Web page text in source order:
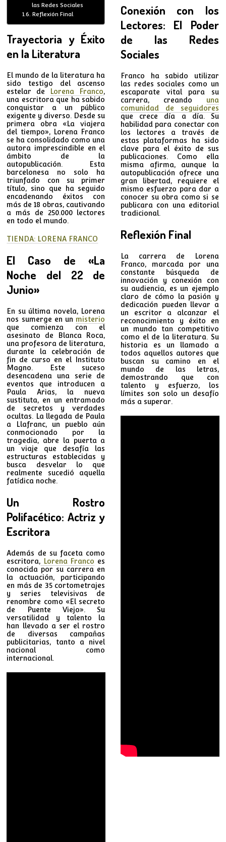
las Redes Sociales
Reflexión Final
Trayectoria y Éxito
en la Literatura
El mundo de la literatura ha
sido testigo del ascenso
estelar de
Lorena Franco,
una escritora que ha sabido
conquistar a un público
exigente y diverso. Desde su
primera obra «La viajera
del tiempo», Lorena Franco
se ha consolidado como una
autora imprescindible en el
ámbito de la
autopublicación. Esta
barcelonesa no solo ha
triunfado con su primer
título, sino que ha seguido
encadenando éxitos con
más de 18 obras, cautivando
a más de 250.000 lectores
en todo el mundo.
TIENDA: LORENA FRANCO
El Caso de «La
Noche del 22 de
Junio»
En su última novela, Lorena
nos sumerge en unmisterio
que comienza con el
asesinato de Blanca Roca,
una profesora de literatura,
durante la celebración de
fin de curso en el Instituto
Magno. Este suceso
desencadena una serie de
eventos que introducen a
Paula Arias, la nueva
sustituta, en un entramado
de secretos y verdades
ocultas. La llegada de Paula
a Llafranc, un pueblo aún
conmocionado por la
tragedia, abre la puerta a
un viaje que desafía las
estructuras establecidas y
busca desvelar lo que
realmente sucedió aquella
fatídica noche.
Un Rostro
Polifacético: Actriz y
Escritora
Además de su faceta como
escritora, Lorena Franco es
conocida por su carrera en
la actuación, participando
en más de 35 cortometrajes
y series televisivas de
renombre como «El secreto
de Puente Viejo». Su
versatilidad y talento la
han llevado a ser el rostro
de diversas campañas
publicitarias, tanto a nivel
nacional como
internacional.
Conexión con los
Lectores: El Poder
de las Redes
Sociales
Franco ha sabido utilizar
las redes sociales como un
escaparate vital para su
carrera, creando una
comunidad de seguidores
que crece día a día. Su
habilidad para conectar con
los lectores a través de
estas plataformas ha sido
clave para el éxito de sus
publicaciones. Como ella
misma afirma, aunque la
autopublicación ofrece una
gran libertad, requiere el
mismo esfuerzo para dar a
conocer su obra como si se
publicara con una editorial
tradicional.
Reflexión Final
La carrera de Lorena
Franco, marcada por una
constante búsqueda de
innovación y conexión con
su audiencia, es un ejemplo
claro de cómo la pasión y
dedicación pueden llevar a
un escritor a alcanzar el
reconocimiento y éxito en
un mundo tan competitivo
como el de la literatura. Su
historia es un llamado a
todos aquellos autores que
buscan su camino en el
mundo de las letras,
demostrando que con
talento y esfuerzo, los
límites son solo un desafío
más a superar.